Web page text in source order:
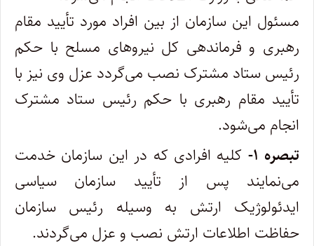
مسئول این سازمان از بین افراد مورد تأیید مقام
رهبری و فرماندهی کل نیروهای مسلح با حکم
رئیس ستاد مشترک نصب می‌گردد عزل وی نیز با
تأیید مقام رهبری با حکم رئیس ستاد مشترک
انجام می‌شود.
تبصره ۱-
کلیه افرادی که در این سازمان خدمت
می‌نمایند پس از تأیید سازمان سیاسی
ایدئولوژیک ارتش به وسیله رئیس سازمان
حفاظت‌ اطلاعات ارتش نصب و عزل می‌گردند.